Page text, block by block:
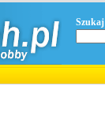
Szukaj